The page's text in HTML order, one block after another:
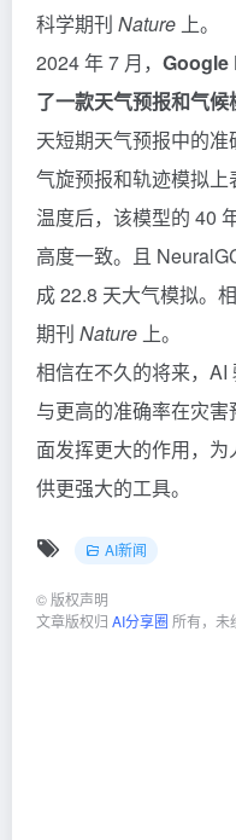
科学期刊 Nature 上。
2024 年 7 月， Google
了一款天气预报和气
天短期天气预报中的
气旋预报和轨迹模拟
温度后，该模型的 40
高度一致。且
成 22.8 天大气模拟。
期刊 Nature 上。
相信在不久的将来，
与更高的准确率在灾
面发挥更大的作用，
供更强大的工具。
AI新闻
© 版权声明
文章版权归 AI分享圈 所有，未